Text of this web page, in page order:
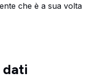
che è a sua volta
dati